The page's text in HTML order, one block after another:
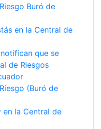
Buró de
en la Central de
que se
de Riesgos
(Buró de
en la Central de